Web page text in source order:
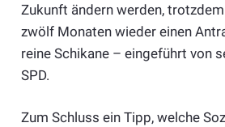
Zukunft ändern werden,
zwölf Monaten wieder einen
reine Schikane – eingeführt von
SPD.
Zum Schluss ein Tipp, welche